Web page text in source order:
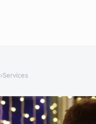
›Services